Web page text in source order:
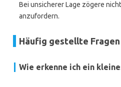
Bei unsicherer Lage zögere
anzufordern.
Häufig gestellte Fragen
Wie erkenne ich ein